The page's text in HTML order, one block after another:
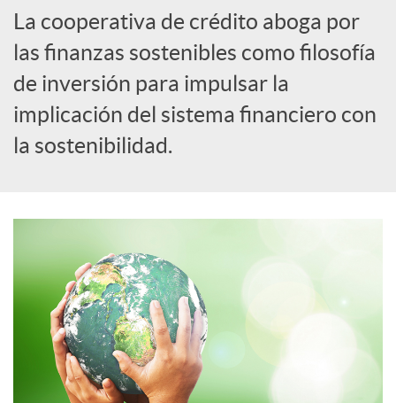
s
S
o
c
i
La cooperativa de crédito aboga por
las finanzas sostenibles como filosofía
de inversión para impulsar la
implicación del sistema financiero con
la sostenibilidad.